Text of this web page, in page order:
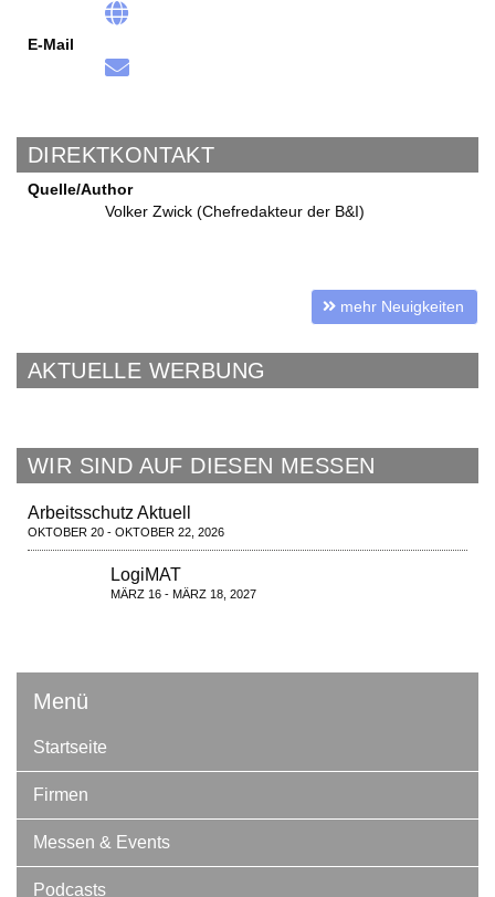
E-Mail
DIREKTKONTAKT
Quelle/Author
Volker Zwick (Chefredakteur der B&I)
mehr Neuigkeiten
AKTUELLE WERBUNG
WIR SIND AUF DIESEN MESSEN
Arbeitsschutz Aktuell
OKTOBER 20 - OKTOBER 22, 2026
LogiMAT
MÄRZ 16 - MÄRZ 18, 2027
Menü
Startseite
Firmen
Messen & Events
Podcasts